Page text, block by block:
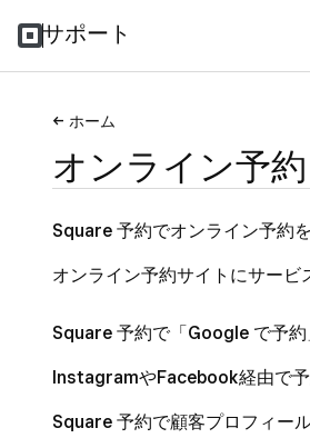
サポート
ホーム
オンライン予
Square 予約でオンライン予約
オンライン予約サイトにサービ
Square 予約で「Google で予約
InstagramやFacebook経由で
Square 予約で顧客プロフィー